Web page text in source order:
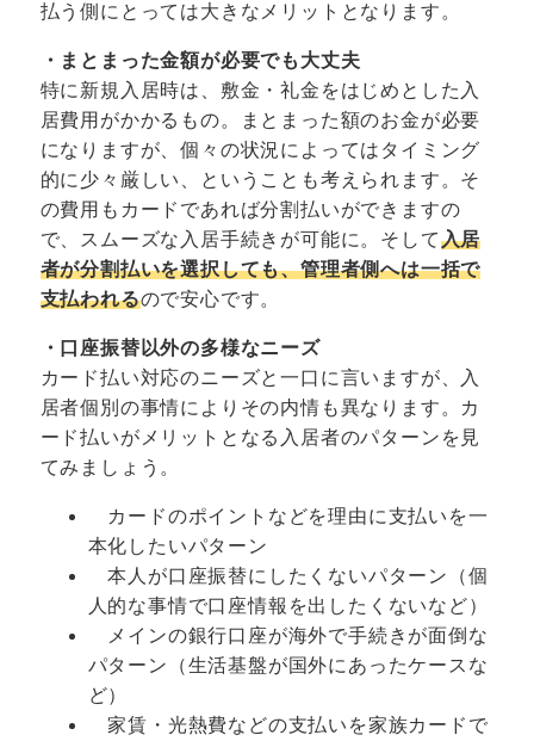
払う側にとっては大きなメリットとなります。
・まとまった金額が必要でも大丈夫
特に新規入居時は、敷金・礼金をはじめとした入
居費用がかかるもの。まとまった額のお金が必要
になりますが、個々の状況によってはタイミング
的に少々厳しい、ということも考えられます。そ
の費用もカードであれば分割払いができますの
で、スムーズな入居手続きが可能に。そして入居
者が分割払いを選択しても、管理者側へは一括で
支払われるので安心です。
・口座振替以外の多様なニーズ
カード払い対応のニーズと一口に言いますが、入
居者個別の事情によりその内情も異なります。カ
ード払いがメリットとなる入居者のパターンを見
てみましょう。
カードのポイントなどを理由に支払いを一
本化したいパターン
本人が口座振替にしたくないパターン（個
人的な事情で口座情報を出したくないなど）
メインの銀行口座が海外で手続きが面倒な
パターン（生活基盤が国外にあったケースな
ど）
家賃・光熱費などの支払いを家族カードで